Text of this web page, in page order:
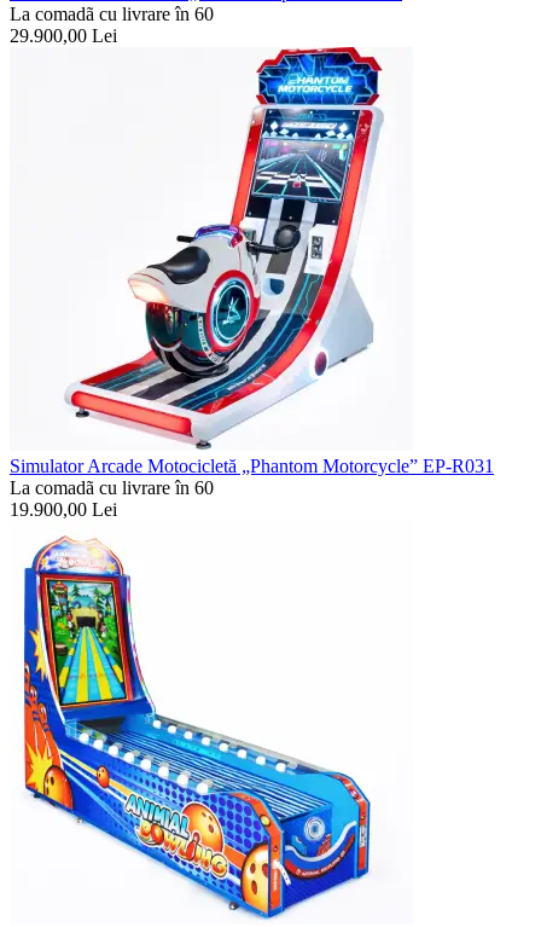
La comadã cu livrare în 60
29.900,00 Lei
Simulator Arcade Motocicletă „Phantom Motorcycle” EP-R031
La comadã cu livrare în 60
19.900,00 Lei